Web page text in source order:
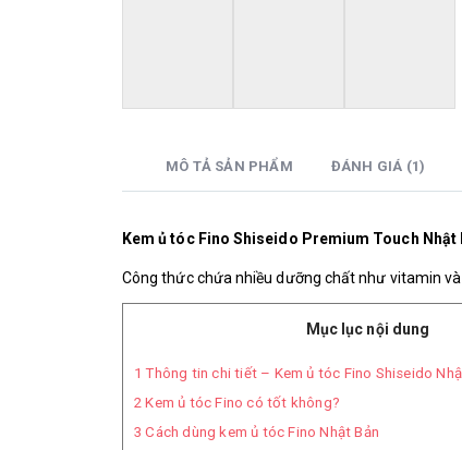
MÔ TẢ SẢN PHẨM ĐÁNH GIÁ (1)
Kem ủ tóc Fino Shiseido Premium Touch Nhật
Công thức chứa nhiều dưỡng chất như vitamin
Mục lục nội dung
1 Thông tin chi tiết – Kem ủ tóc Fino Shiseido
2 Kem ủ tóc Fino có tốt không?
3 Cách dùng kem ủ tóc Fino Nhật Bản